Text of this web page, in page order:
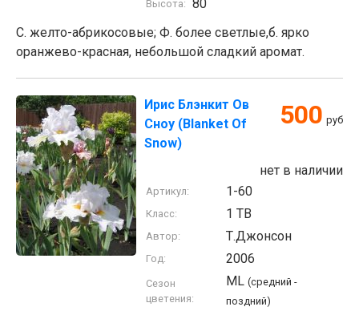
Высота: 80
С. желто-абрикосовые; Ф. более светлые,б. ярко
оранжево-красная, небольшой сладкий аромат.
Ирис Блэнкит Ов
Сноу (Blanket Of
Snow)
500 руб
нет в наличии
Артикул: 1-60
Класс: 1 TB
Автор: Т.Джонсон
Год: 2006
Сезон
цветения:
ML (средний -
поздний)